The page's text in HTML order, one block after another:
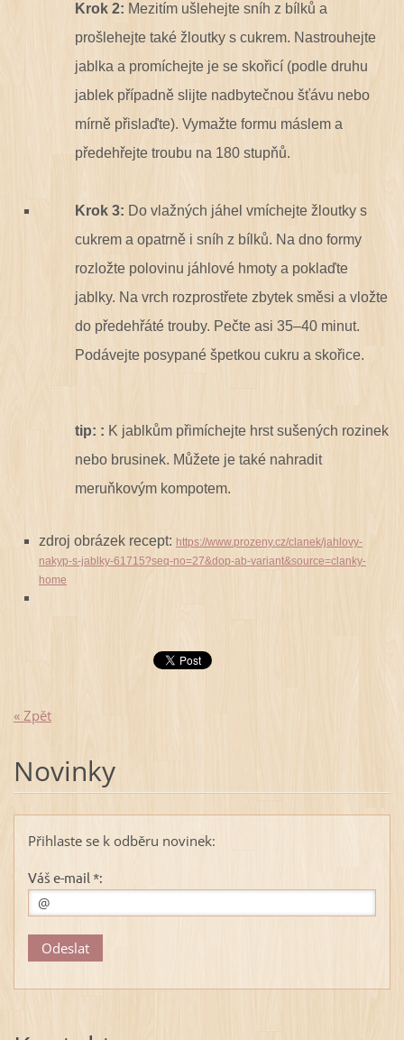
Krok 2: Mezitím ušlehejte sníh z bílků a
prošlehejte také žloutky s cukrem. Nastrouhejte
jablka a promíchejte je se skořicí (podle druhu
jablek případně slijte nadbytečnou šťávu nebo
mírně přislaďte). Vymažte formu máslem a
předehřejte troubu na 180 stupňů.
Krok 3: Do vlažných jáhel vmíchejte žloutky s
cukrem a opatrně i sníh z bílků. Na dno formy
rozložte polovinu jáhlové hmoty a poklaďte
jablky. Na vrch rozprostřete zbytek směsi a vložte
do předehřáté trouby. Pečte asi 35–40 minut.
Podávejte posypané špetkou cukru a skořice.
tip: : K jablkům přimíchejte hrst sušených rozinek
nebo brusinek. Můžete je také nahradit
meruňkovým kompotem.
zdroj obrázek recept: https://www.prozeny.cz/clanek/jahlovy-
nakyp-s-jablky-61715?seq-no=27&dop-ab-variant&source=clanky-
home
« Zpět
Novinky
Přihlaste se k odběru novinek:
Váš e-mail *: